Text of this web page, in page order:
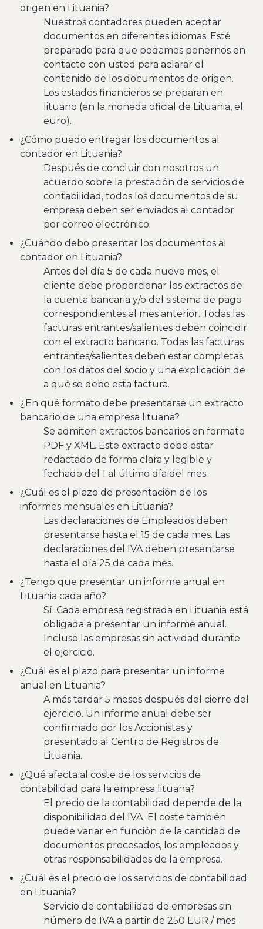
origen en Lituania?
Nuestros contadores pueden aceptar
documentos en diferentes idiomas. Esté
preparado para que podamos ponernos en
contacto con usted para aclarar el
contenido de los documentos de origen.
Los estados financieros se preparan en
lituano (en la moneda oficial de Lituania, el
euro).
¿Cómo puedo entregar los documentos al
contador en Lituania?
Después de concluir con nosotros un
acuerdo sobre la prestación de servicios de
contabilidad, todos los documentos de su
empresa deben ser enviados al contador
por correo electrónico.
¿Cuándo debo presentar los documentos al
contador en Lituania?
Antes del día 5 de cada nuevo mes, el
cliente debe proporcionar los extractos de
la cuenta bancaria y/o del sistema de pago
correspondientes al mes anterior. Todas las
facturas entrantes/salientes deben coincidir
con el extracto bancario. Todas las facturas
entrantes/salientes deben estar completas
con los datos del socio y una explicación de
a qué se debe esta factura.
¿En qué formato debe presentarse un extracto
bancario de una empresa lituana?
Se admiten extractos bancarios en formato
PDF y XML. Este extracto debe estar
redactado de forma clara y legible y
fechado del 1 al último día del mes.
¿Cuál es el plazo de presentación de los
informes mensuales en Lituania?
Las declaraciones de Empleados deben
presentarse hasta el 15 de cada mes. Las
declaraciones del IVA deben presentarse
hasta el día 25 de cada mes.
¿Tengo que presentar un informe anual en
Lituania cada año?
Sí. Cada empresa registrada en Lituania está
obligada a presentar un informe anual.
Incluso las empresas sin actividad durante
el ejercicio.
¿Cuál es el plazo para presentar un informe
anual en Lituania?
A más tardar 5 meses después del cierre del
ejercicio. Un informe anual debe ser
confirmado por los Accionistas y
presentado al Centro de Registros de
Lituania.
¿Qué afecta al coste de los servicios de
contabilidad para la empresa lituana?
El precio de la contabilidad depende de la
disponibilidad del IVA. El coste también
puede variar en función de la cantidad de
documentos procesados, los empleados y
otras responsabilidades de la empresa.
¿Cuál es el precio de los servicios de contabilidad
en Lituania?
Servicio de contabilidad de empresas sin
número de IVA a partir de 250 EUR / mes